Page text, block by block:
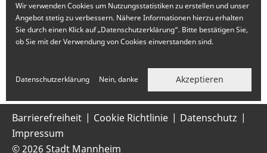
Barrierefreiheit Cookie Richtlinie
Datenschutz
Impressum
© 2026 Stadt Mannheim
Wir verwenden Cookies um Nutzungsstatistiken zu erstellen und unser
Angebot stetig zu verbessern. Nähere Informationen hierzu erhalten
Sie durch einen Klick auf „Datenschutzerklärung“. Bitte bestätigen Sie,
ob Sie mit der Verwendung von Cookies einverstanden sind.
Datenschutzerklärung Nein, danke Akzeptieren